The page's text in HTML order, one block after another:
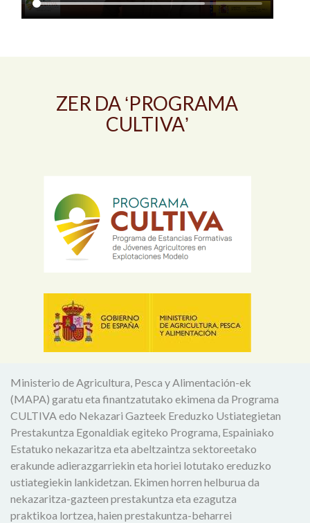
ZER DA ʻPROGRAMA
CULTIVAʼ
Ministerio de Agricultura, Pesca y Alimentación-ek
(MAPA) garatu eta finantzatutako ekimena da Programa
CULTIVA edo Nekazari Gazteek Ereduzko Ustiategietan
Prestakuntza Egonaldiak egiteko Programa, Espainiako
Estatuko nekazaritza eta abeltzaintza sektoreetako
erakunde adierazgarriekin eta horiei lotutako ereduzko
ustiategiekin lankidetzan. Ekimen horren helburua da
nekazaritza-gazteen prestakuntza eta ezagutza
praktikoa lortzea, haien prestakuntza-beharrei